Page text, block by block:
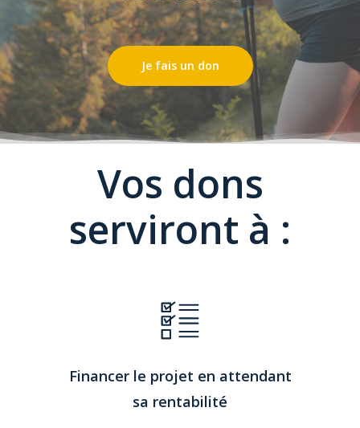
Je fais un don
Vos dons
serviront à :
Financer le projet en attendant
sa rentabilité